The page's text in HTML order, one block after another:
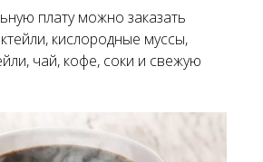
плату можно заказать
кислородные муссы,
чай, кофе, соки и свежую